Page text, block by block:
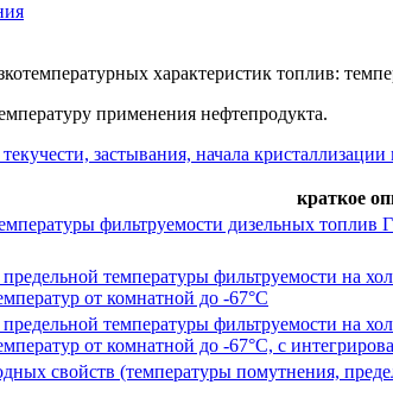
характеристик топлив:
применения нефтепродукта.
застывания, начала
краткое
фильтруемости дизельных
температуры фильтруемости на
от комнатной до -67°С
температуры фильтруемости на
от комнатной до -67°С, с
свойств (температуры помутнения,